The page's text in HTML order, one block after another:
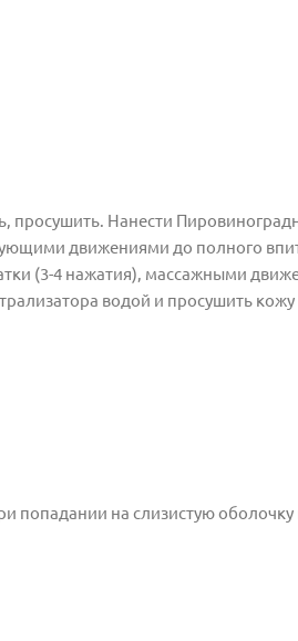
Нанести
движениями до полного
(3-4 нажатия), массажными
водой и просушить
попадании на слизистую